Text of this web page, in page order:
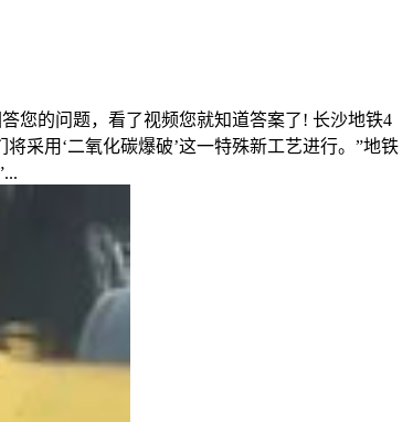
您的问题，看了视频您就知道答案了! 长沙地铁4
采用‘二氧化碳爆破’这一特殊新工艺进行。”地铁